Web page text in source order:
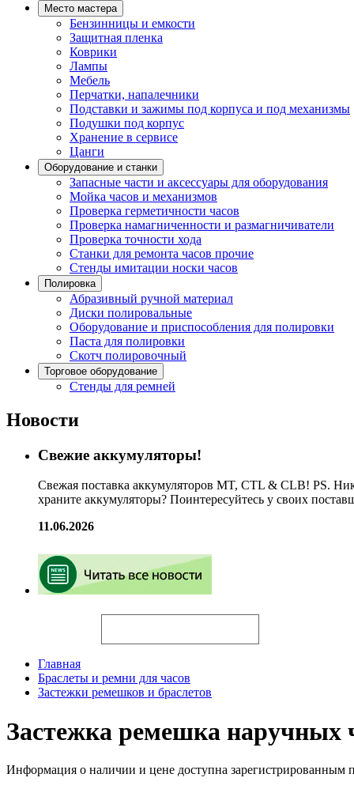
Место мастера
Бензинницы и емкости
Защитная пленка
Коврики
Лампы
Мебель
Перчатки, напалечники
Подставки и зажимы под корпуса и под механизмы
Подушки под корпус
Хранение в сервисе
Цанги
Оборудование и станки
Запасные части и аксессуары для оборудования
Мойка часов и механизмов
Проверка герметичности часов
Проверка намагниченности и размагничиватели
Проверка точности хода
Станки для ремонта часов прочие
Стенды имитации носки часов
Полировка
Абразивный ручной материал
Диски полировальные
Оборудование и приспособления для полировки
Паста для полировки
Скотч полировочный
Торговое оборудование
Стенды для ремней
Новости
Свежие аккумуляторы!
Свежая поставка аккумуляторов MT, CTL & CLB! PS.
храните аккумуляторы? Поинтересуйтесь у своих
11.06.2026
Главная
Браслеты и ремни для часов
Застежки ремешков и браслетов
Застежка ремешка наручных
Информация о наличии и цене доступна зарегистрированным